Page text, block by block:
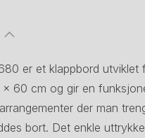
er et klappbord
× 60 cm og gir en
der man
bort. Det enkle